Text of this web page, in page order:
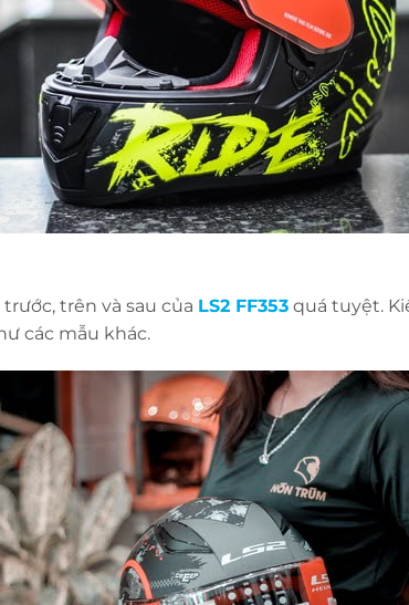
trên và sau của LS2 FF353 quá tuyệt.
các mẫu khác.